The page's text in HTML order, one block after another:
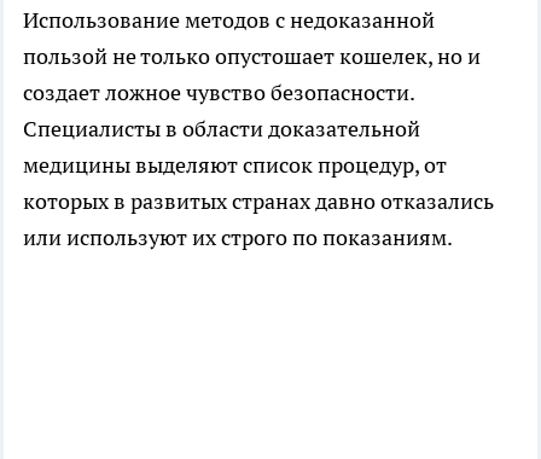
Использование методов с недоказанной
пользой не только опустошает кошелек, но и
создает ложное чувство безопасности.
Специалисты в области доказательной
медицины выделяют список процедур, от
которых в развитых странах давно отказались
или используют их строго по показаниям.